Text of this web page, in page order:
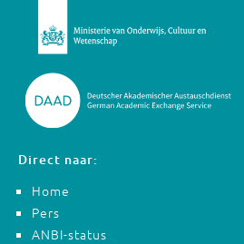
Direct naar:
Home
Pers
ANBI-status